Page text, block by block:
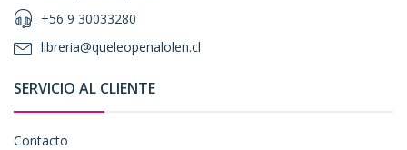
+56 9 30033280
libreria@queleopenalolen.cl
SERVICIO AL CLIENTE
Contacto